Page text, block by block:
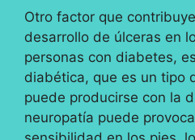
Otro factor que
desarrollo de úlceras en
personas con diabetes,
diabética, que es un tipo
puede producirse con la
neuropatía puede